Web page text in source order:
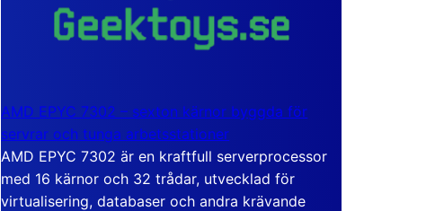
AMD EPYC 7302 – sexton kärnor byggda för
servrar och tunga arbetsstationer
AMD EPYC 7302 är en kraftfull serverprocessor
med 16 kärnor och 32 trådar, utvecklad för
virtualisering, databaser och andra krävande